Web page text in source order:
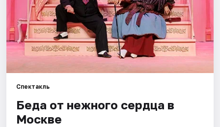
Спектакль
Беда от нежного сердца в
Москве